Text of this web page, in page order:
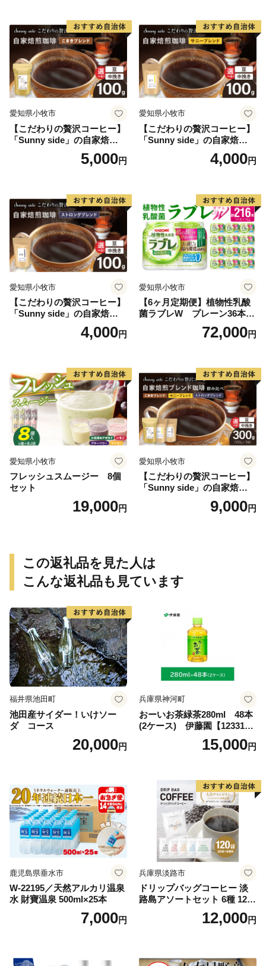
愛知県小牧市
【こだわりの贅沢コーヒー】
「Sunny side」の自家焙煎珈
琲こまきブレンド（100g）
5,000円
愛知県小牧市
【こだわりの贅沢コーヒー】
「Sunny side」の自家焙煎珈
琲サニーブレンド（100g）
4,000円
愛知県小牧市
【こだわりの贅沢コーヒー】
「Sunny side」の自家焙煎珈
琲ストロングブレンド（100
4,000円
愛知県小牧市
【6ヶ月定期便】植物性乳酸
菌ラブレW プレーン36本
72,000円
愛知県小牧市
フレッシュスムージー 8個
セット
19,000円
愛知県小牧市
【こだわりの贅沢コーヒー】
「Sunny side」の自家焙煎珈
琲ブレンド珈琲飲み比べセッ
9,000円
この返礼品を見た人は
こんな返礼品も見ています
福井県池田町
池田産サイダー！いけソー
ダ コース
20,000円
兵庫県神河町
おーいお茶緑茶280ml 48本
(2ケース) 伊藤園【123317
15,000円
鹿児島県垂水市
W-22195／天然アルカリ温泉
水 財寶温泉 500ml×25本
7,000円
兵庫県淡路市
ドリップバッグコーヒー 淡
路島アソートセット 6種 120
袋 飲み比べ コーヒー
12,000円